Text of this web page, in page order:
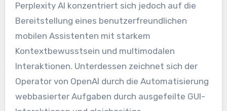
Perplexity AI konzentriert sich jedoch auf die
Bereitstellung eines benutzerfreundlichen
mobilen Assistenten mit starkem
Kontextbewusstsein und multimodalen
Interaktionen. Unterdessen zeichnet sich der
Operator von OpenAI durch die Automatisierung
webbasierter Aufgaben durch ausgefeilte GUI-